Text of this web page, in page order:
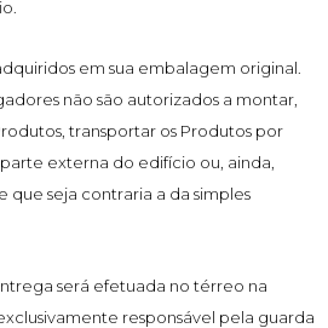
em sua embalagem original.
não são autorizados a montar,
transportar os Produtos por
externa do edifício ou, ainda,
que seja contraria a da simples
será efetuada no térreo na
responsável pela guarda